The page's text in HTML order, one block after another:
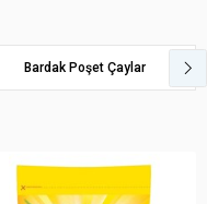
Bardak Poşet Çaylar